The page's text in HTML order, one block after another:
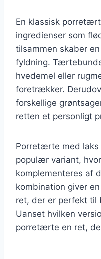
En klassisk
ingredienser som
tilsammen skaber
fyldning.
hvedemel eller
foretrækker.
forskellige
retten et personligt
Porretærte med
populær variant,
komplementeres af
kombination giver
ret, der er perfekt til
Uanset hvilken
porretærte en ret,